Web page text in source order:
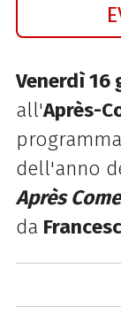
Venerdì 16
all'Après-
dell'anno
Après
da